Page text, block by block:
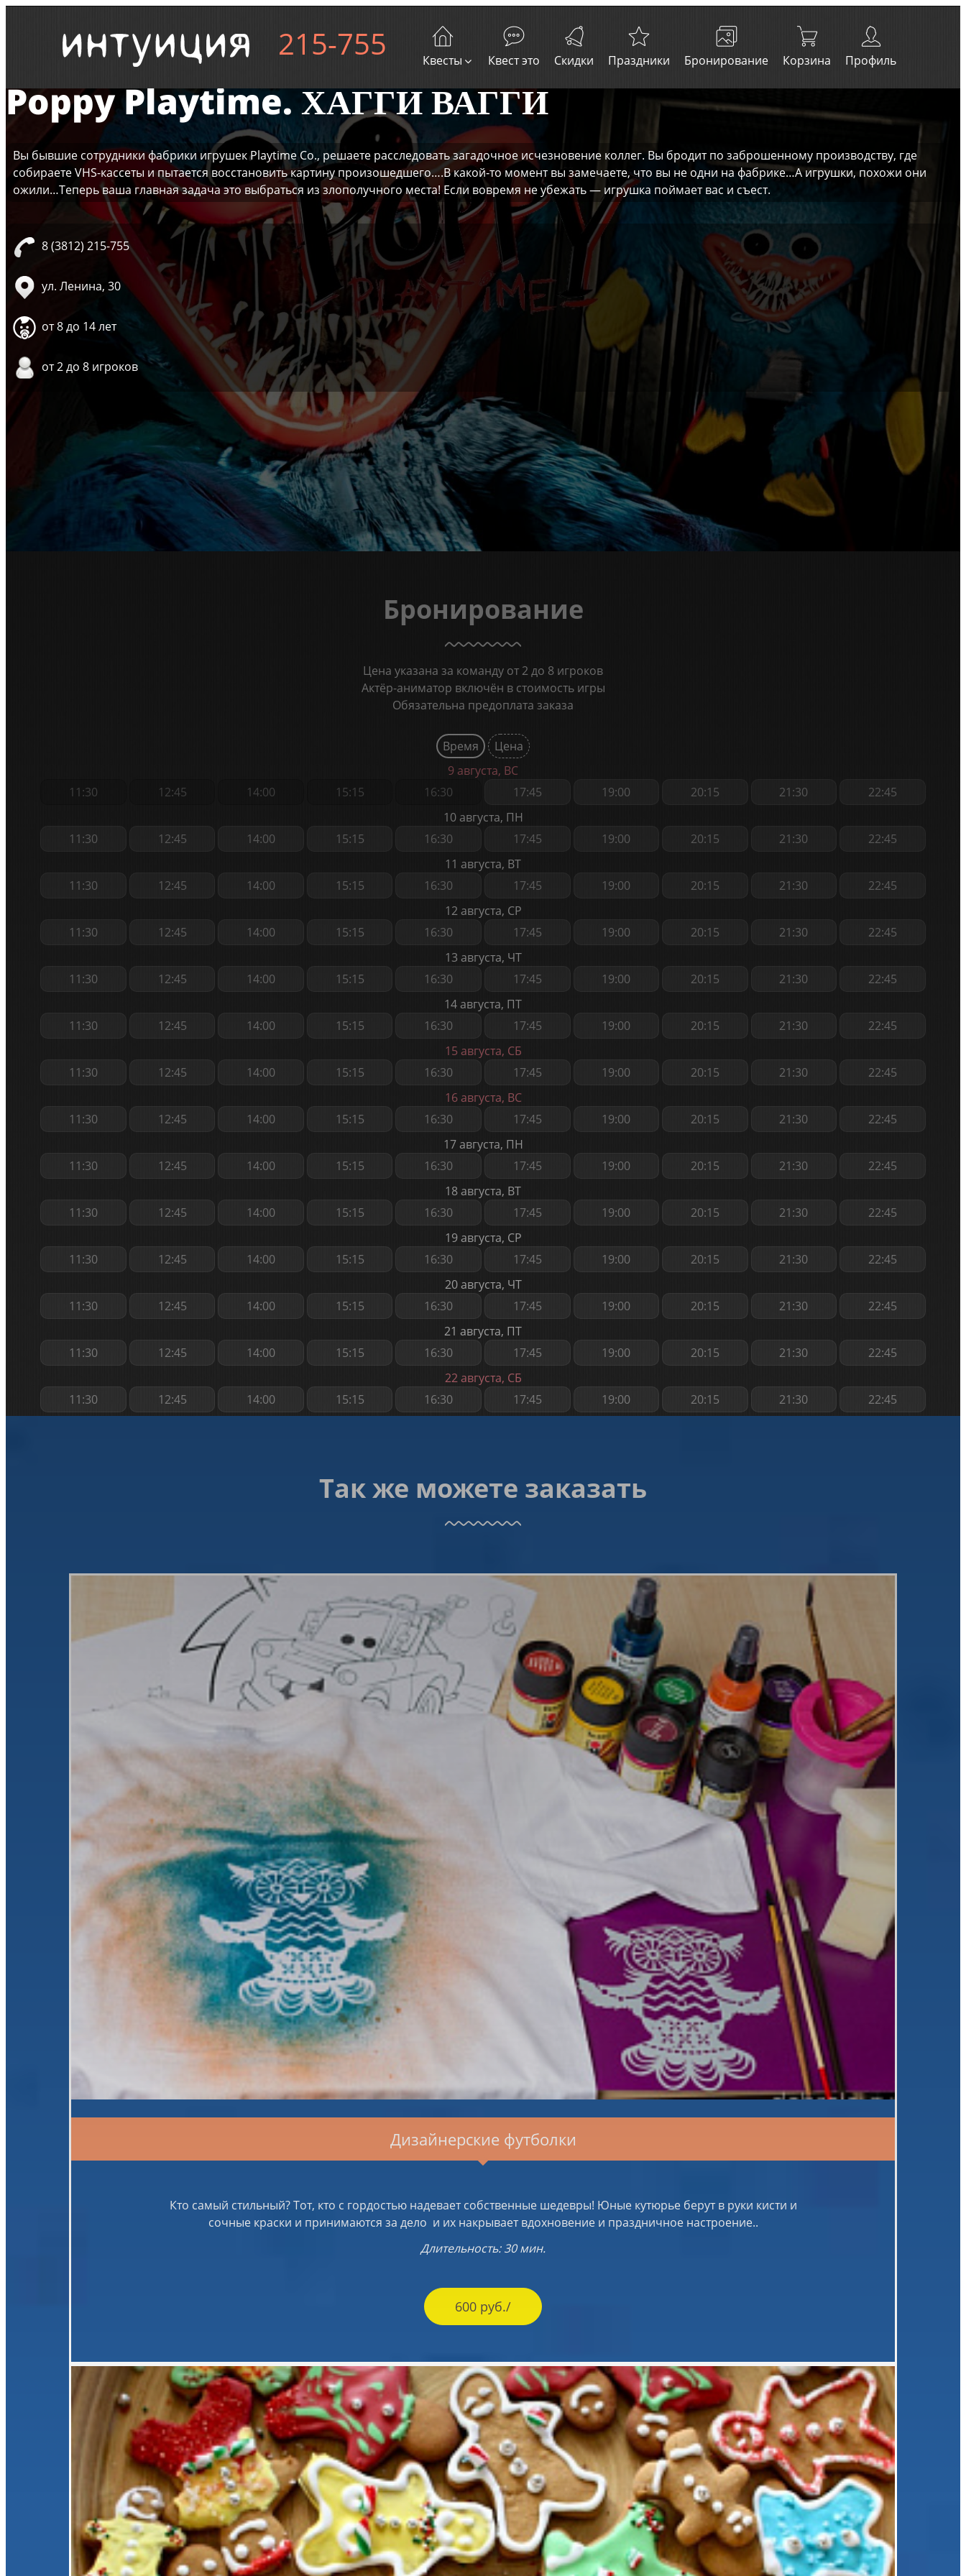
215-755 Квесты Квест это Скидки Праздники Бронирование Корзина Профиль
Poppy Playtime. ХАГГИ ВАГГИ
Вы бывшие сотрудники фабрики игрушек Playtime Co., решаете расследовать загадочное исчезновение коллег. Вы бродит по заброшенному производству, где
собираете VHS-кассеты и пытается восстановить картину произошедшего….В какой‑то момент вы замечаете, что вы не одни на фабрике…А игрушки, похожи они
ожили…Теперь ваша главная задача это выбраться из злополучного места! Если вовремя не убежать — игрушка поймает вас и съест.
8 (3812) 215-755
ул. Ленина, 30
от 8 до 14 лет
от 2 до 8 игроков
Бронирование
Цена указана за команду от 2 до 8 игроков
Актёр-аниматор включён в стоимость игры
Обязательна предоплата заказа
Время
Цена
9 августа, ВС
11:30
12:45 14:00 15:15 16:30 17:45 19:00 20:15 21:30
22:45
10 августа, ПН
11:30
12:45 14:00 15:15 16:30 17:45 19:00 20:15 21:30
22:45
11 августа, ВТ
11:30
12:45 14:00 15:15 16:30 17:45 19:00 20:15 21:30
22:45
12 августа, СР
11:30
12:45 14:00 15:15 16:30 17:45 19:00 20:15 21:30
22:45
13 августа, ЧТ
11:30
12:45 14:00 15:15 16:30 17:45 19:00 20:15 21:30
22:45
14 августа, ПТ
11:30
12:45 14:00 15:15 16:30 17:45 19:00 20:15 21:30
22:45
15 августа, СБ
11:30
12:45 14:00 15:15 16:30 17:45 19:00 20:15 21:30
22:45
16 августа, ВС
11:30
12:45 14:00 15:15 16:30 17:45 19:00 20:15 21:30
22:45
17 августа, ПН
11:30
12:45 14:00 15:15 16:30 17:45 19:00 20:15 21:30
22:45
18 августа, ВТ
11:30
12:45 14:00 15:15 16:30 17:45 19:00 20:15 21:30
22:45
19 августа, СР
11:30
12:45 14:00 15:15 16:30 17:45 19:00 20:15 21:30
22:45
20 августа, ЧТ
11:30
12:45 14:00 15:15 16:30 17:45 19:00 20:15 21:30
22:45
21 августа, ПТ
11:30
12:45 14:00 15:15 16:30 17:45 19:00 20:15 21:30
22:45
22 августа, СБ
11:30
12:45 14:00 15:15 16:30 17:45 19:00 20:15 21:30 22:45
Так же можете заказать
Дизайнерские футболки
Кто самый стильный? Тот, кто с гордостью надевает собственные шедевры! Юные кутюрье берут в руки кисти и
сочные краски и принимаются за дело и их накрывает вдохновение и праздничное настроение..
Длительность: 30 мин.
600 руб./